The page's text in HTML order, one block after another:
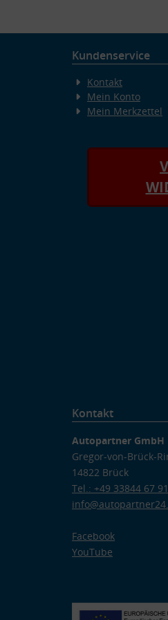
Kundenservice
Kontakt
Mein Konto
Mein Merkzettel
Kontakt
Autopartner GmbH
Gregor-von-Brück-
14822 Brück
Tel.: +49 33844 67
Facebook
YouTube